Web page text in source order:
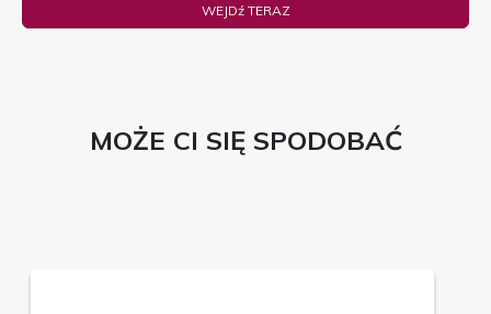
WEJDź TERAZ
MOŻE CI SIĘ SPODOBAĆ